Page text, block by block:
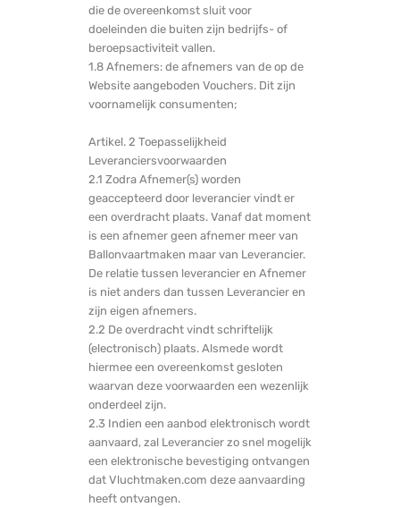
die de overeenkomst sluit voor
doeleinden die buiten zijn bedrijfs- of
beroepsactiviteit vallen.
1.8 Afnemers: de afnemers van de op de
Website aangeboden Vouchers. Dit zijn
voornamelijk consumenten;
Artikel. 2 Toepasselijkheid
Leveranciersvoorwaarden
2.1 Zodra Afnemer(s) worden
geaccepteerd door leverancier vindt er
een overdracht plaats. Vanaf dat moment
is een afnemer geen afnemer meer van
Ballonvaartmaken maar van Leverancier.
De relatie tussen leverancier en Afnemer
is niet anders dan tussen Leverancier en
zijn eigen afnemers.
2.2 De overdracht vindt schriftelijk
(electronisch) plaats. Alsmede wordt
hiermee een overeenkomst gesloten
waarvan deze voorwaarden een wezenlijk
onderdeel zijn.
2.3 Indien een aanbod elektronisch wordt
aanvaard, zal Leverancier zo snel mogelijk
een elektronische bevestiging ontvangen
dat Vluchtmaken.com deze aanvaarding
heeft ontvangen.